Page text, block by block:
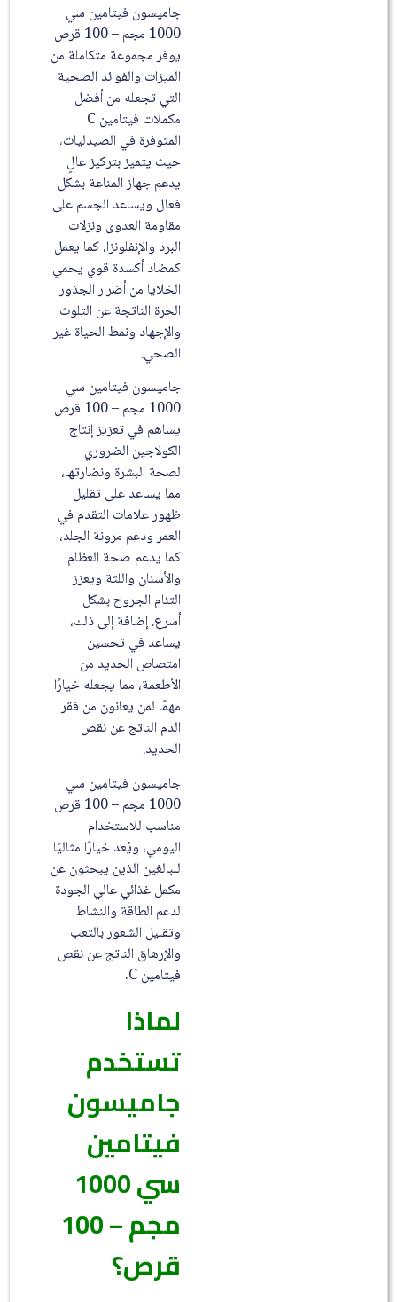
جاميسون فيتامين سي
1000 مجم – 100 قرص
يوفر مجموعة متكاملة من
الميزات والفوائد الصحية
التي تجعله من أفضل
مكملات فيتامين C
المتوفرة في الصيدليات،
حيث يتميز بتركيز عالٍ
يدعم جهاز المناعة بشكل
فعال ويساعد الجسم على
مقاومة العدوى ونزلات
البرد والإنفلونزا، كما يعمل
كمضاد أكسدة قوي يحمي
الخلايا من أضرار الجذور
الحرة الناتجة عن التلوث
والإجهاد ونمط الحياة غير
الصحي.
جاميسون فيتامين سي
1000 مجم – 100 قرص
يساهم في تعزيز إنتاج
الكولاجين الضروري
لصحة البشرة ونضارتها،
مما يساعد على تقليل
ظهور علامات التقدم في
العمر ودعم مرونة الجلد،
كما يدعم صحة العظام
والأسنان واللثة ويعزز
التئام الجروح بشكل
أسرع. إضافة إلى ذلك،
يساعد في تحسين
امتصاص الحديد من
الأطعمة، مما يجعله خيارًا
مهمًا لمن يعانون من فقر
الدم الناتج عن نقص
جاميسون فيتامين سي
1000 مجم – 100 قرص
مناسب للاستخدام
اليومي، ويُعد خيارًا مثاليًا
للبالغين الذين يبحثون عن
مكمل غذائي عالي الجودة
لدعم الطاقة والنشاط
وتقليل الشعور بالتعب
والإرهاق الناتج عن نقص
فيتامين C.
لماذا
تستخدم
جاميسون
فيتامين
سي 1000
مجم – 100
قرص؟